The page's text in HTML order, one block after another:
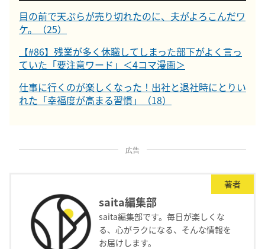
目の前で天ぷらが売り切れたのに、夫がよろこんだワ
ケ。（25）
【#86】残業が多く休職してしまった部下がよく言っ
ていた「要注意ワード」＜4コマ漫画＞
仕事に行くのが楽しくなった！出社と退社時にとりい
れた「幸福度が高まる習慣」（18）
広告
著者
saita編集部
saita編集部です。毎日が楽しくな
る、心がラクになる、そんな情報を
お届けします。